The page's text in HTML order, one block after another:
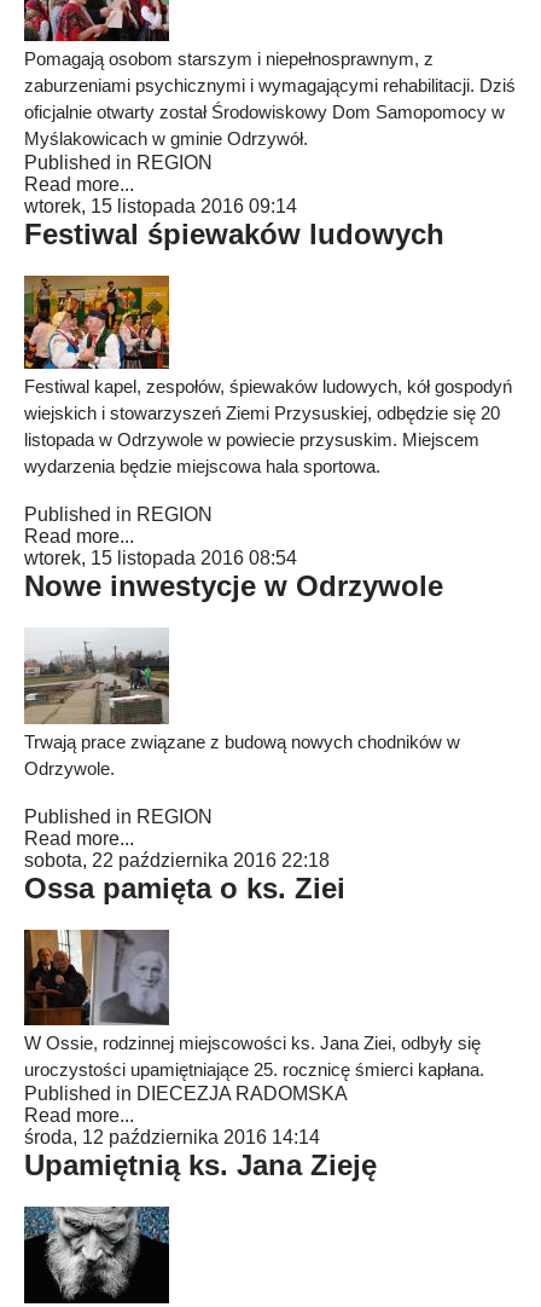
Pomagają osobom starszym i niepełnosprawnym, z
zaburzeniami psychicznymi i wymagającymi rehabilitacji. Dziś
oficjalnie otwarty został Środowiskowy Dom Samopomocy w
Myślakowicach w gminie Odrzywół.
Published in REGION
Read more...
wtorek, 15 listopada 2016 09:14
Festiwal śpiewaków ludowych
Festiwal kapel, zespołów, śpiewaków ludowych, kół gospodyń
wiejskich i stowarzyszeń Ziemi Przysuskiej, odbędzie się 20
listopada w Odrzywole w powiecie przysuskim. Miejscem
wydarzenia będzie miejscowa hala sportowa.
Published in REGION
Read more...
wtorek, 15 listopada 2016 08:54
Nowe inwestycje w Odrzywole
Trwają prace związane z budową nowych chodników w
Odrzywole.
Published in REGION
Read more...
sobota, 22 października 2016 22:18
Ossa pamięta o ks. Ziei
W Ossie, rodzinnej miejscowości ks. Jana Ziei, odbyły się
uroczystości upamiętniające 25. rocznicę śmierci kapłana.
Published in DIECEZJA RADOMSKA
Read more...
środa, 12 października 2016 14:14
Upamiętnią ks. Jana Zieję